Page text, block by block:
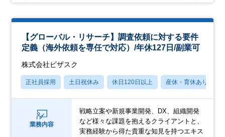
【グローバル・リサーチ】調査依頼に対する要件
定義（海外依頼を専任で対応）/年休127日/副業可
株式会社ビザスク
正社員採用 土日祝休み 休日120日以上 産休・育休あり
業務内容
戦略立案や新規事業開発、DX、組織開発
など様々な課題を抱えるクライアントと、
実務経験から得た貴重な知見を持つエキス